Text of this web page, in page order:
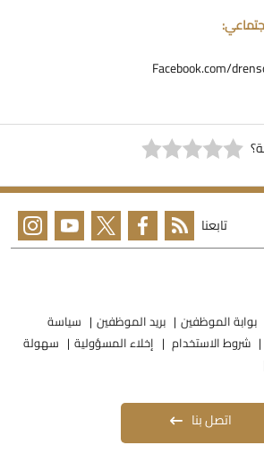
تابعنا
الموظفين بريد الموظفين
سياسة
شروط الاستخدام إخلاء المسؤولية
سهولة
اتصل بنا